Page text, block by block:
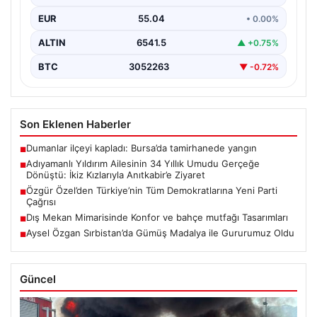
EUR 55.04 • 0.00%
ALTIN 6541.5 ▲ +0.75%
BTC 3052263 ▼ -0.72%
Son Eklenen Haberler
■Dumanlar ilçeyi kapladı: Bursa’da tamirhanede yangın
■Adıyamanlı Yıldırım Ailesinin 34 Yıllık Umudu Gerçeğe
Dönüştü: İkiz Kızlarıyla Anıtkabir’e Ziyaret
■Özgür Özel’den Türkiye’nin Tüm Demokratlarına Yeni Parti
Çağrısı
■Dış Mekan Mimarisinde Konfor ve bahçe mutfağı Tasarımları
■Aysel Özgan Sırbistan’da Gümüş Madalya ile Gururumuz Oldu
Güncel